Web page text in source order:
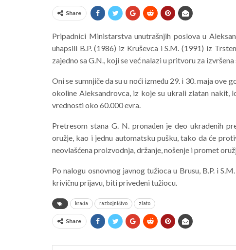
Share
Pripadnici Ministarstva unutrašnjih poslova u
uhapsili B.P. (1986) iz Kruševca i S.M. (1991) iz
zajedno sa G.N., koji se već nalazi u pritvoru za
Oni se sumnjiče da su u noći između 29. i 30. maja ove
okoline Aleksandrovca, iz koje su ukrali zlatan nakit,
vrednosti oko 60.000 evra.
Pretresom stana G. N. pronađen je deo ukradenih
oružje, kao i jednu automatsku pušku, tako da će
neovlašćena proizvodnja, držanje, nošenje i promet
Po nalogu osnovnog javnog tužioca u Brusu, B.P. i
krivičnu prijavu, biti privedeni tužiocu.
krađa razbojništvo zlato
Share